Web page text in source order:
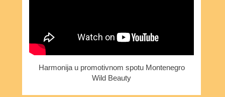
Harmonija u promotivnom spotu Montenegro
Wild Beauty